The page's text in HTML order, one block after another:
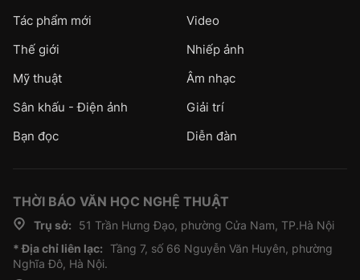
Tác phẩm mới
Video
Thế giới
Nhiếp ảnh
Mỹ thuật
Âm nhạc
Sân khấu - Điện ảnh
Giải trí
Bạn đọc
Diễn đàn
THỜI BÁO VĂN HỌC NGHỆ THUẬT
Trụ sở:
51 Trần Hưng Đạo, phường Cửa Nam, TP.Hà Nội
* Địa chỉ liên lạc: Tầng 7, số 66 Nguyễn Văn Huyên, phường
Nghĩa Đô, Hà Nội.